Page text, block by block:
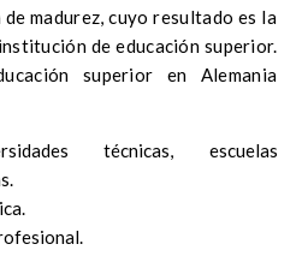
madurez, cuyo resultado es la
de educación superior.
superior en Alemania
técnicas, escuelas